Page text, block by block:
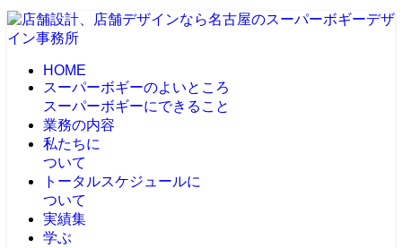
HOME
スーパーボギーのよいところ
スーパーボギーにできること
業務の内容
私たちに
ついて
トータルスケジュールに
ついて
実績集
学ぶ